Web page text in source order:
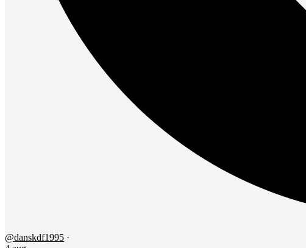
@danskdf1995 ·